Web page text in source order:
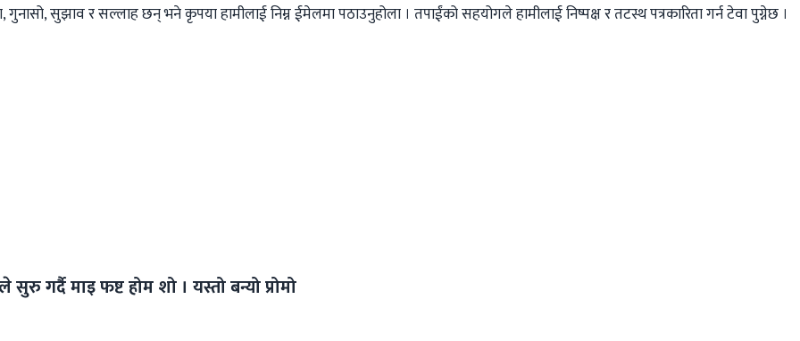
सुझाव र सल्लाह छन् भने कृपया हामीलाई निम्न ईमेलमा पठाउनुहोला । तपाईंको सहयोगले हामीलाई निष्पक्ष र तटस्थ पत्रकारिता गर्न टेवा पुग्नेछ ।
गर्दै माइ फष्ट होम शो । यस्तो बन्यो प्रोमो